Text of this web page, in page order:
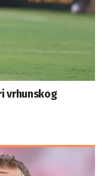
vrhunskog